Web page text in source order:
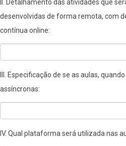
II. Detalhamento das atividades que
desenvolvidas de forma remota, com
contínua online:
III. Especificação de se as aulas,
assíncronas:
IV. Qual plataforma será utilizada nas